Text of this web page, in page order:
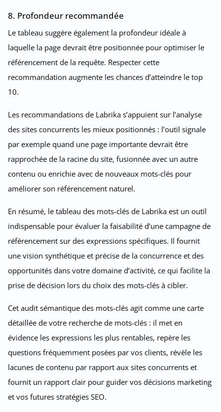
8. Profondeur recommandée
Le tableau suggère également la profondeur idéale à
laquelle la page devrait être positionnée pour optimiser le
référencement de la requête. Respecter cette
recommandation augmente les chances d’atteindre le top
10.
Les recommandations de Labrika s’appuient sur l’analyse
des sites concurrents les mieux positionnés : l’outil signale
par exemple quand une page importante devrait être
rapprochée de la racine du site, fusionnée avec un autre
contenu ou enrichie avec de nouveaux mots-clés pour
améliorer son référencement naturel.
En résumé, le tableau des mots-clés de Labrika est un outil
indispensable pour évaluer la faisabilité d’une campagne de
référencement sur des expressions spécifiques. Il fournit
une vision synthétique et précise de la concurrence et des
opportunités dans votre domaine d’activité, ce qui facilite la
prise de décision lors du choix des mots-clés à cibler.
Cet audit sémantique des mots-clés agit comme une carte
détaillée de votre recherche de mots-clés : il met en
évidence les expressions les plus rentables, repère les
questions fréquemment posées par vos clients, révèle les
lacunes de contenu par rapport aux sites concurrents et
fournit un rapport clair pour guider vos décisions marketing
et vos futures stratégies SEO.